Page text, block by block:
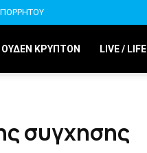
ΟΥΔΕΝ ΚΡΥΠΤΟΝ LIVE / LIFE
συγχησης